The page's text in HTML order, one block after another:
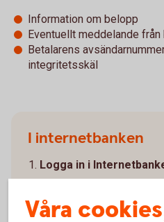
Information om belopp
Eventuellt meddelande från
Betalarens
integritetsskäl
I internetbanken
Logga in i
Om ni redan har tjänsten
Ändra i menyn.
Våra